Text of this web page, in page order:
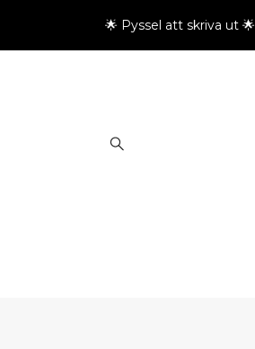
🌟 Pyssel att skriva ut 🌟